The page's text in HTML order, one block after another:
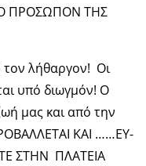
ΠΡΟΣΩΠΟΝ ΤΗΣ
λήθαργον! Οι
υπό διωγμόν! Ο
μας και από την
ΚΑΙ ……ΕΥ-
ΣΤΗΝ ΠΛΑΤΕΙΑ